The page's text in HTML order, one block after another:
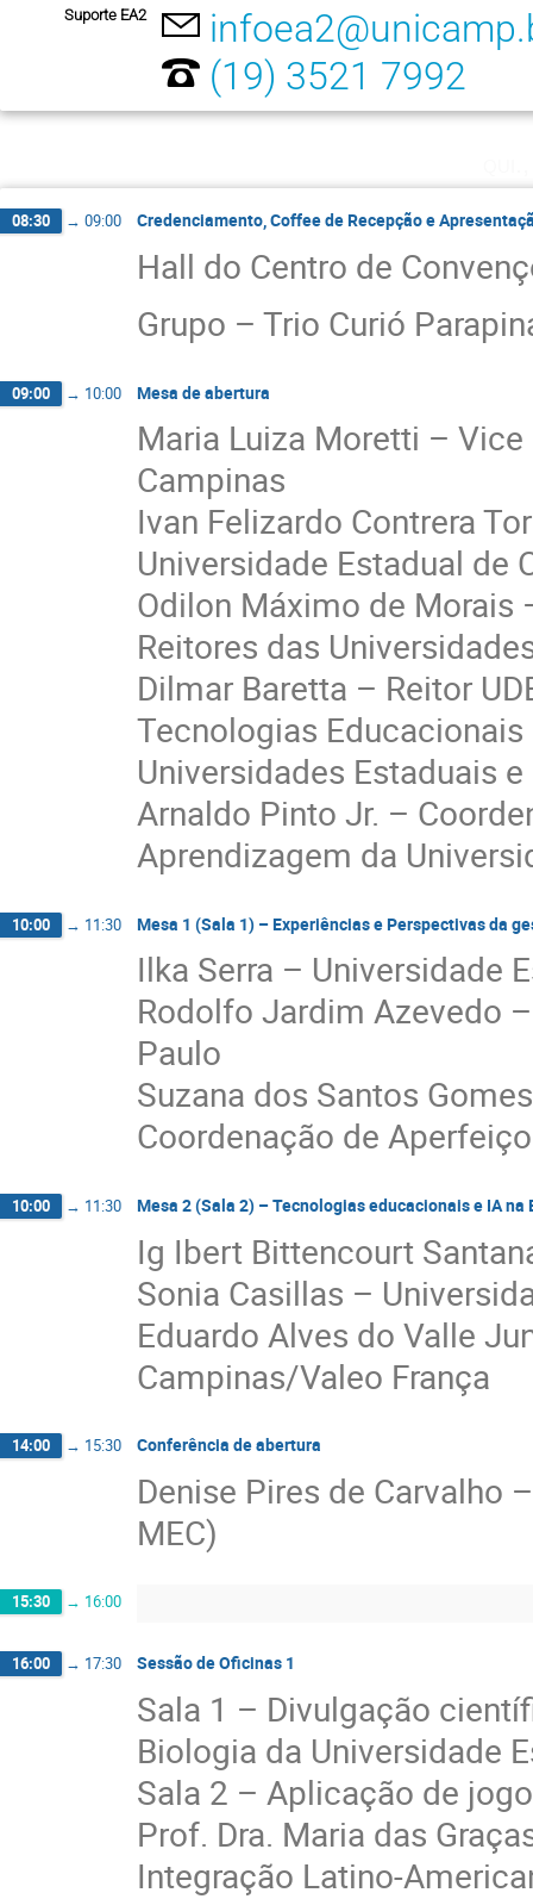
Suporte EA2
(19) 3521 7992
08:30 → 09:00 Credenciamento, Coffee de Recepção e
Hall do Centro de
Grupo – Trio Curió
09:00 → 10:00 Mesa de abertura
Maria Luiza Moretti –
Campinas
Ivan Felizardo Contrera
Universidade Estadual de
Odilon Máximo de Morais
Reitores das
Dilmar Baretta – Reitor
Tecnologias
Universidades Estaduais
Arnaldo Pinto Jr. –
Aprendizagem da
10:00 → 11:30 Mesa 1 (Sala 1) – Experiências e Perspectivas da
Ilka Serra – Universidade
Rodolfo Jardim Azevedo
Paulo
Suzana dos Santos
Coordenação de
10:00 → 11:30 Mesa 2 (Sala 2) – Tecnologias educacionais e IA
Ig Ibert Bittencourt
Sonia Casillas –
Eduardo Alves do Valle
Campinas/Valeo França
14:00 → 15:30 Conferência de abertura
Denise Pires de Carvalho
MEC)
15:30 → 16:00
16:00 → 17:30 Sessão de Oficinas 1
Sala 1 – Divulgação
Biologia da Universidade
Sala 2 – Aplicação de
Prof. Dra. Maria das
Integração Latino-